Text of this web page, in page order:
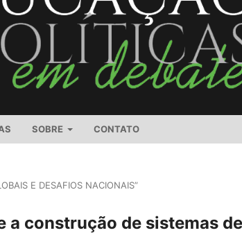
SOBRE CONTATO
E DESAFIOS NACIONAIS”
a construção de sistemas de